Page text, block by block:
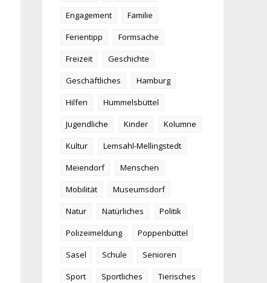
Engagement
Familie
Ferientipp
Formsache
Freizeit
Geschichte
Geschäftliches
Hamburg
Hilfen
Hummelsbüttel
Jugendliche
Kinder
Kolumne
Kultur
Lemsahl-Mellingstedt
Meiendorf
Menschen
Mobilität
Museumsdorf
Natur
Natürliches
Politik
Polizeimeldung
Poppenbüttel
Sasel
Schule
Senioren
Sport
Sportliches
Tierisches